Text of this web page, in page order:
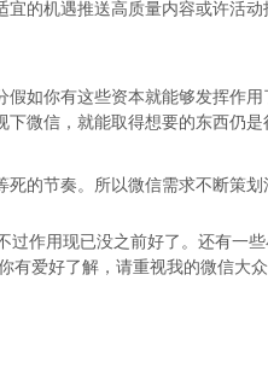
的机遇推送高质量内容或许活
如你有这些资本就能够发挥作用
微信，就能取得想要的东西仍是
的节奏。所以微信需求不断策划
作用现已没之前好了。还有一
爱好了解，请重视我的微信大众